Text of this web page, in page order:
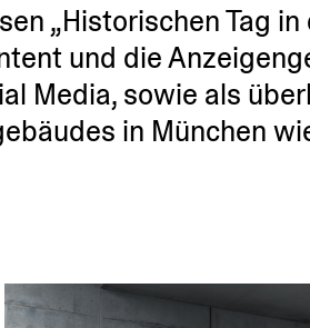
„Histo­ri­schen Tag in
und die
Media, sowie als
in München